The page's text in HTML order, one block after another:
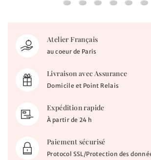
Médaille
Atelier Français
au coeur de Paris
Livraison avec Assurance
Domicile et Point Relais
Expédition rapide
À partir de 24 h
Paiement sécurisé
Protocol SSL/Protection des